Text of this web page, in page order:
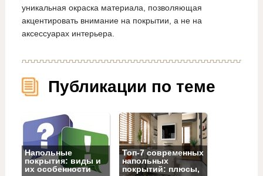
уникальная окраска материала, позволяющая
акцентировать внимание на покрытии, а не на
аксессуарах интерьера.
Публикации по теме
Напольные
покрытия: виды и
их особенности
Топ‑7 современных
напольных
покрытий: плюсы,